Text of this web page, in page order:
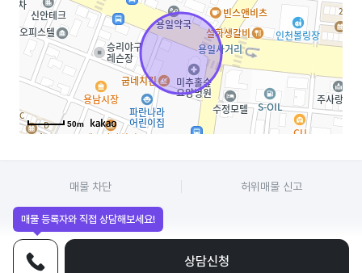
인천배달전문점,배달전문점,배달장사,배달매장,배달음식
50m
매물 차단 허위매물 신고
매물 등록자와 직접 상담해보세요!
전화상담 상담신청